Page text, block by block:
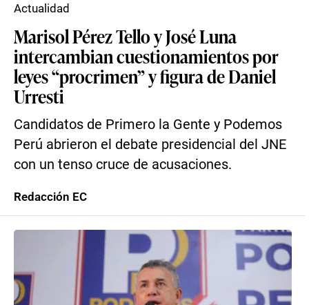
Marisol Pérez Tello y José Luna
intercambian cuestionamientos por
leyes “procrimen” y figura de Daniel
Urresti
Candidatos de Primero la Gente y Podemos
Perú abrieron el debate presidencial del JNE
con un tenso cruce de acusaciones.
Actualidad
Redacción EC